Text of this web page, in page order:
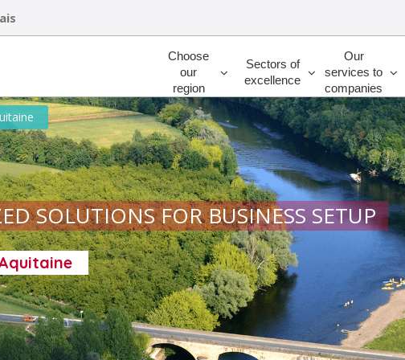
Rechercher
Choose
our
region
Sectors of
excellence
Our
services to
companies
OF THE QUALITY OF LIFE